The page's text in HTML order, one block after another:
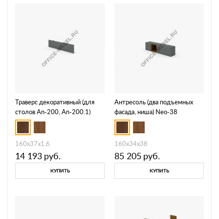
Траверс декоративный (для
столов An-200, An-200.1)
Neo-76
160х37х1,6
14 193 руб.
КУПИТЬ
Антресоль (два подъемных
фасада, ниша) Neo-38
160х34х38
85 205 руб.
КУПИТЬ